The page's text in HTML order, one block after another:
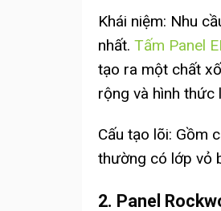
Khái niệm: Nhu
nhất. Tấm Panel
tạo ra một chất
rộng và hình thức
Cấu tạo lõi: Gồm
thường có lớp vỏ
2. Panel